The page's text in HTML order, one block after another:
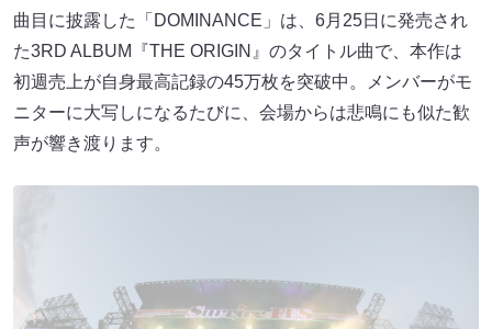
曲目に披露した「DOMINANCE」は、6月25日に発売され
た3RD ALBUM『THE ORIGIN』のタイトル曲で、本作は
初週売上が自身最高記録の45万枚を突破中。メンバーがモ
ニターに大写しになるたびに、会場からは悲鳴にも似た歓
声が響き渡ります。